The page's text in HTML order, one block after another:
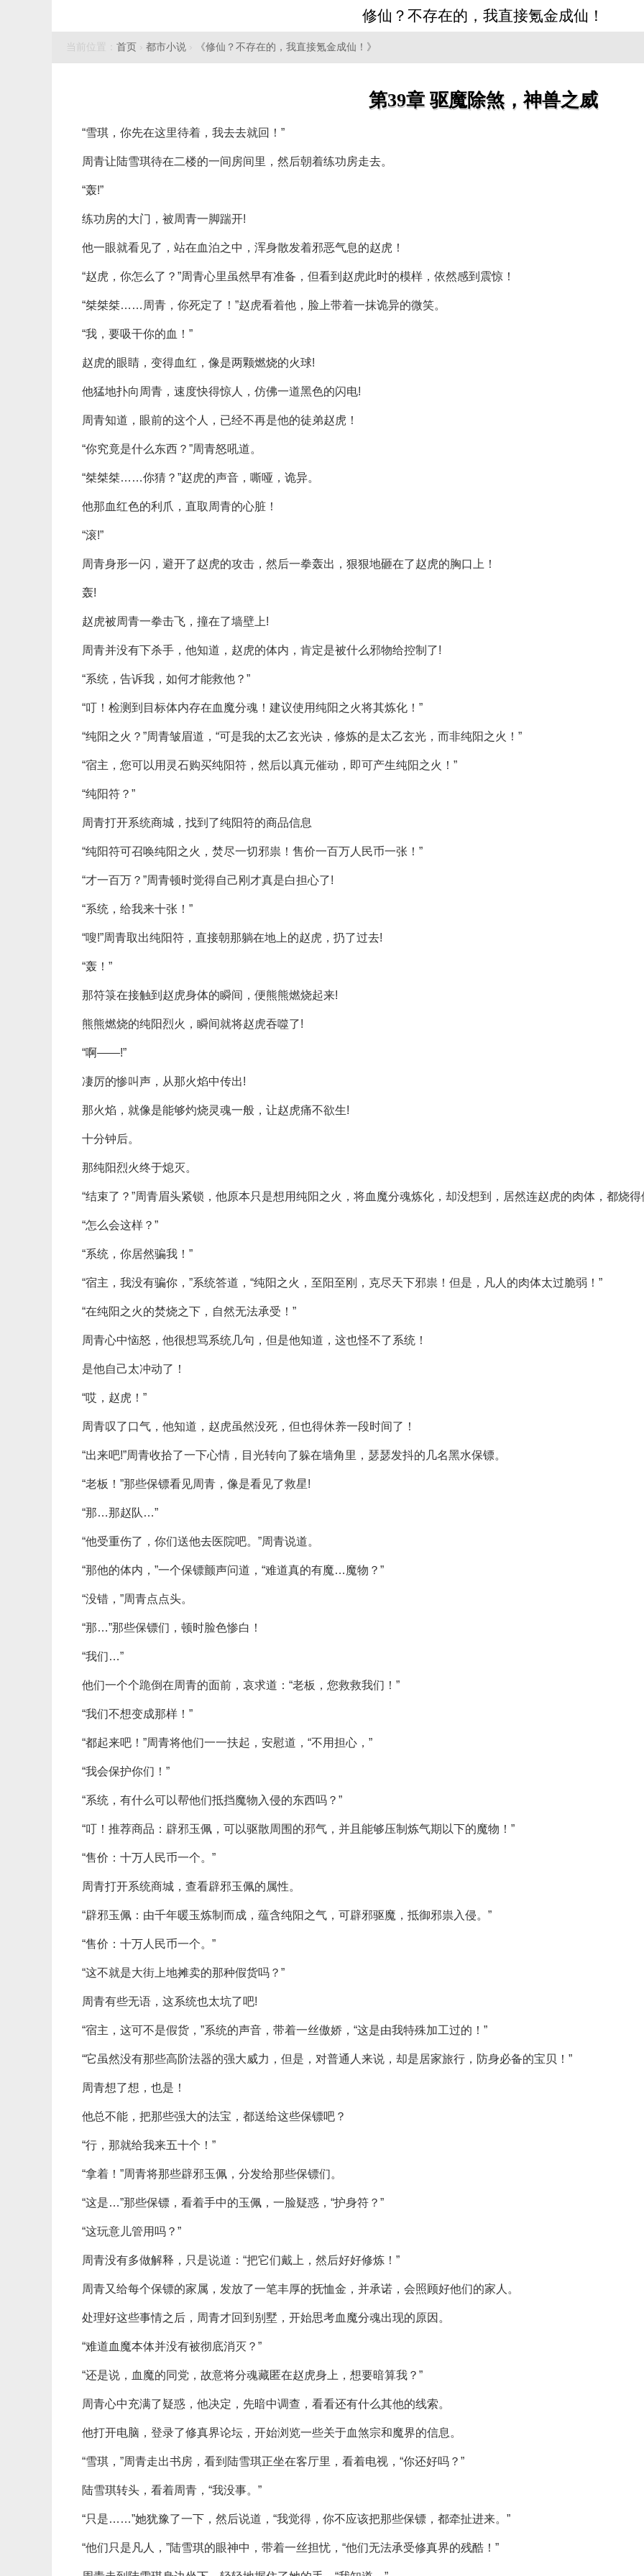
修仙？不存在的，我直接氪金成仙！
当前位置： 首页 › 都市小说 › 《修仙？不存在的，我直接氪金成仙！》
第39章 驱魔除煞，神兽之威
“雪琪，你先在这里待着，我去去就回！”
周青让陆雪琪待在二楼的一间房间里，然后朝着练功房走去。
“轰!”
练功房的大门，被周青一脚踹开!
他一眼就看见了，站在血泊之中，浑身散发着邪恶气息的赵虎！
“赵虎，你怎么了？”周青心里虽然早有准备，但看到赵虎此时的模样，依然感到震惊！
“桀桀桀……周青，你死定了！”赵虎看着他，脸上带着一抹诡异的微笑。
“我，要吸干你的血！”
赵虎的眼睛，变得血红，像是两颗燃烧的火球!
他猛地扑向周青，速度快得惊人，仿佛一道黑色的闪电!
周青知道，眼前的这个人，已经不再是他的徒弟赵虎！
“你究竟是什么东西？”周青怒吼道。
“桀桀桀……你猜？”赵虎的声音，嘶哑，诡异。
他那血红色的利爪，直取周青的心脏！
“滚!”
周青身形一闪，避开了赵虎的攻击，然后一拳轰出，狠狠地砸在了赵虎的胸口上！
轰!
赵虎被周青一拳击飞，撞在了墙壁上!
周青并没有下杀手，他知道，赵虎的体内，肯定是被什么邪物给控制了!
“系统，告诉我，如何才能救他？”
“叮！检测到目标体内存在血魔分魂！建议使用纯阳之火将其炼化！”
“纯阳之火？”周青皱眉道，“可是我的太乙玄光诀，修炼的是太乙玄光，而非纯阳之火！”
“宿主，您可以用灵石购买纯阳符，然后以真元催动，即可产生纯阳之火！”
“纯阳符？”
周青打开系统商城，找到了纯阳符的商品信息
“纯阳符可召唤纯阳之火，焚尽一切邪祟！售价一百万人民币一张！”
“才一百万？”周青顿时觉得自己刚才真是白担心了!
“系统，给我来十张！”
“嗖!”周青取出纯阳符，直接朝那躺在地上的赵虎，扔了过去!
“轰！”
那符箓在接触到赵虎身体的瞬间，便熊熊燃烧起来!
熊熊燃烧的纯阳烈火，瞬间就将赵虎吞噬了!
“啊——!”
凄厉的惨叫声，从那火焰中传出!
那火焰，就像是能够灼烧灵魂一般，让赵虎痛不欲生!
十分钟后。
那纯阳烈火终于熄灭。
“结束了？”周青眉头紧锁，他原本只是想用纯阳之火，将血魔分魂炼化，却没想到，居然连赵虎的肉体，都烧得
“怎么会这样？”
“系统，你居然骗我！”
“宿主，我没有骗你，”系统答道，“纯阳之火，至阳至刚，克尽天下邪祟！但是，凡人的肉体太过脆弱！”
“在纯阳之火的焚烧之下，自然无法承受！”
周青心中恼怒，他很想骂系统几句，但是他知道，这也怪不了系统！
是他自己太冲动了！
“哎，赵虎！”
周青叹了口气，他知道，赵虎虽然没死，但也得休养一段时间了！
“出来吧!”周青收拾了一下心情，目光转向了躲在墙角里，瑟瑟发抖的几名黑水保镖。
“老板！”那些保镖看见周青，像是看见了救星!
“那…那赵队…”
“他受重伤了，你们送他去医院吧。”周青说道。
“那他的体内，”一个保镖颤声问道，“难道真的有魔…魔物？”
“没错，”周青点点头。
“那…”那些保镖们，顿时脸色惨白！
“我们…”
他们一个个跪倒在周青的面前，哀求道：“老板，您救救我们！”
“我们不想变成那样！”
“都起来吧！”周青将他们一一扶起，安慰道，“不用担心，”
“我会保护你们！”
“系统，有什么可以帮他们抵挡魔物入侵的东西吗？”
“叮！推荐商品：辟邪玉佩，可以驱散周围的邪气，并且能够压制炼气期以下的魔物！”
“售价：十万人民币一个。”
周青打开系统商城，查看辟邪玉佩的属性。
“辟邪玉佩：由千年暖玉炼制而成，蕴含纯阳之气，可辟邪驱魔，抵御邪祟入侵。”
“售价：十万人民币一个。”
“这不就是大街上地摊卖的那种假货吗？”
周青有些无语，这系统也太坑了吧!
“宿主，这可不是假货，”系统的声音，带着一丝傲娇，“这是由我特殊加工过的！”
“它虽然没有那些高阶法器的强大威力，但是，对普通人来说，却是居家旅行，防身必备的宝贝！”
周青想了想，也是！
他总不能，把那些强大的法宝，都送给这些保镖吧？
“行，那就给我来五十个！”
“拿着！”周青将那些辟邪玉佩，分发给那些保镖们。
“这是…”那些保镖，看着手中的玉佩，一脸疑惑，“护身符？”
“这玩意儿管用吗？”
周青没有多做解释，只是说道：“把它们戴上，然后好好修炼！”
周青又给每个保镖的家属，发放了一笔丰厚的抚恤金，并承诺，会照顾好他们的家人。
处理好这些事情之后，周青才回到别墅，开始思考血魔分魂出现的原因。
“难道血魔本体并没有被彻底消灭？”
“还是说，血魔的同党，故意将分魂藏匿在赵虎身上，想要暗算我？”
周青心中充满了疑惑，他决定，先暗中调查，看看还有什么其他的线索。
他打开电脑，登录了修真界论坛，开始浏览一些关于血煞宗和魔界的信息。
“雪琪，”周青走出书房，看到陆雪琪正坐在客厅里，看着电视，“你还好吗？”
陆雪琪转头，看着周青，“我没事。”
“只是……”她犹豫了一下，然后说道，“我觉得，你不应该把那些保镖，都牵扯进来。”
“他们只是凡人，”陆雪琪的眼神中，带着一丝担忧，“他们无法承受修真界的残酷！”